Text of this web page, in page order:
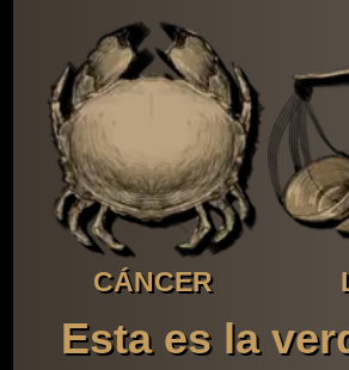
CÁNCER
Esta es la